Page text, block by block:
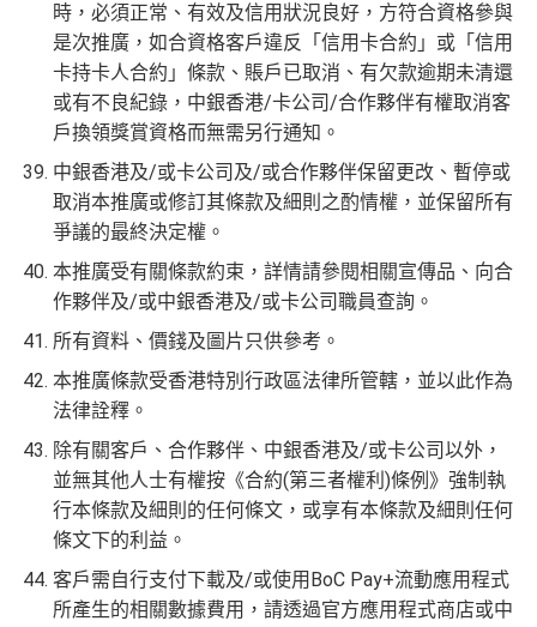
時，必須正常、有效及信用狀況良好，方符合資格參與
是次推廣，如合資格客戶違反「信用卡合約」或「信用
卡持卡人合約」條款、賬戶已取消、有欠款逾期未清還
或有不良紀錄，中銀香港/卡公司/合作夥伴有權取消客
戶換領獎賞資格而無需另行通知。
中銀香港及/或卡公司及/或合作夥伴保留更改、暫停或
取消本推廣或修訂其條款及細則之酌情權，並保留所有
爭議的最終決定權。
本推廣受有關條款約束，詳情請參閱相關宣傳品、向合
作夥伴及/或中銀香港及/或卡公司職員查詢。
所有資料、價錢及圖片只供參考。
本推廣條款受香港特別行政區法律所管轄，並以此作為
法律詮釋。
除有關客戶、合作夥伴、中銀香港及/或卡公司以外，
並無其他人士有權按《合約(第三者權利)條例》強制執
行本條款及細則的任何條文，或享有本條款及細則任何
條文下的利益。
客戶需自行支付下載及/或使用BoC Pay+流動應用程式
所產生的相關數據費用，請透過官方應用程式商店或中